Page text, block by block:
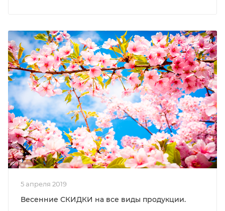
5 апреля 2019
Весенние СКИДКИ на все виды продукции.